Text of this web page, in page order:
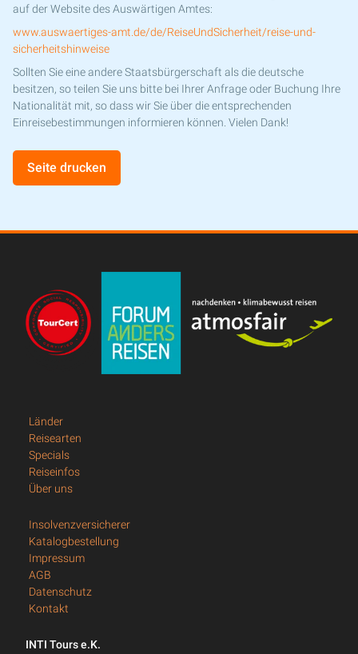
auf der Website des Auswärtigen Amtes:
www.auswaertiges-amt.de/de/ReiseUndSicherheit/reise-und-
sicherheitshinweise
Sollten Sie eine andere Staatsbürgerschaft als die deutsche
besitzen, so teilen Sie uns bitte bei Ihrer Anfrage oder Buchung Ihre
Nationalität mit, so dass wir Sie über die entsprechenden
Einreisebestimmungen informieren können. Vielen Dank!
Seite drucken
Länder
Reisearten
Specials
Reiseinfos
Über uns
Insolvenzversicherer
Katalogbestellung
Impressum
AGB
Datenschutz
Kontakt
INTI Tours e.K.